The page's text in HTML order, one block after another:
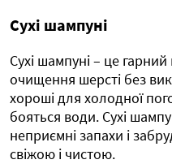
Сухі шампуні
Сухі шампуні – це
очищення шерсті без
хороші для холодної
бояться води. Сухі
неприємні запахи і
свіжою і чистою.